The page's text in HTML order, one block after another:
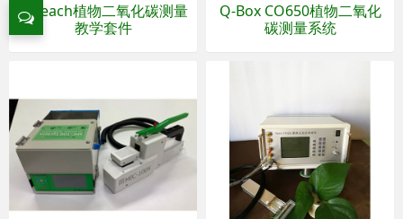
Q-teach植物二氧化碳测量
教学套件
Q-Box CO650植物二氧化
碳测量系统